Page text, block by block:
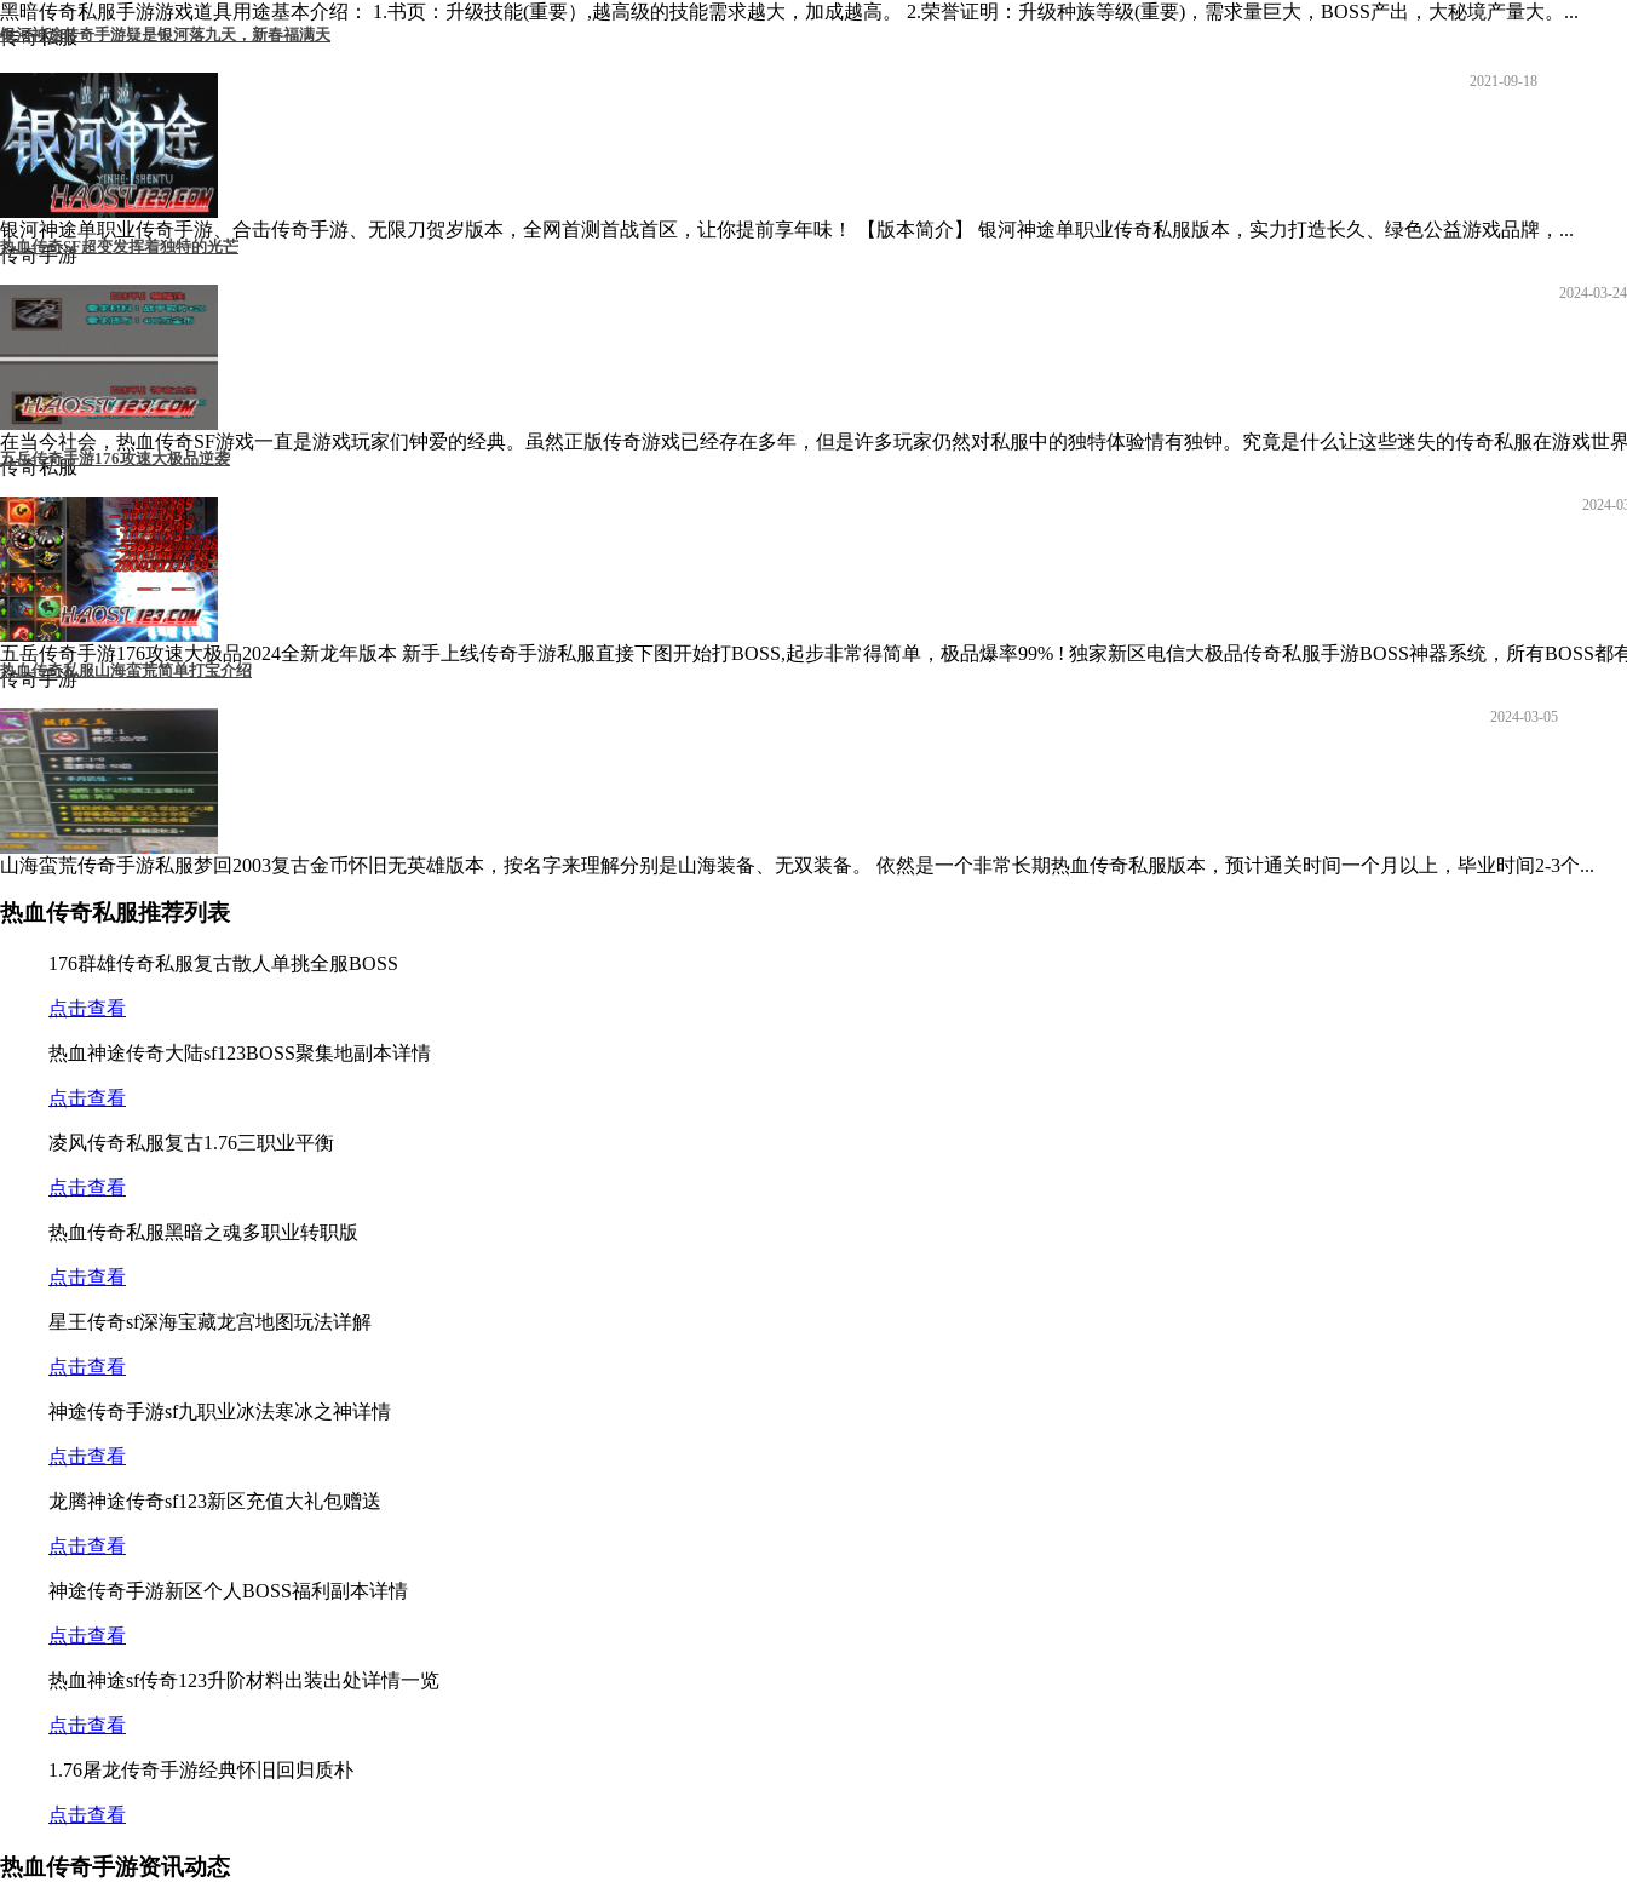
黑暗传奇私服手游游戏道具用途基本介绍： 1.书页：升级技能(重要）,越高级的技能需求越大，加成越高。 2.荣誉证明：升级种族等级(重要)，需求量巨大，BOSS产出，大秘境产量大。...
传奇私服
银河神途传奇手游疑是银河落九天，新春福满天
2021-09-18
银河神途单职业传奇手游、合击传奇手游、无限刀贺岁版本，全网首测首战首区，让你提前享年味！ 【版本简介】 银河神途单职业传奇私服版本，实力打造长久、绿色公益游戏品牌，...
传奇手游
热血传奇SF超变发挥着独特的光芒
2024-03-24
在当今社会，热血传奇SF游戏一直是游戏玩家们钟爱的经典。虽然正版传奇游戏已经存在多年，但是许多玩家仍然对私服中的独特体验情有独钟。究竟是什么让这些迷失的传奇私服在游戏世
传奇私服
五岳传奇手游176攻速大极品逆袭
2024-
五岳传奇手游176攻速大极品2024全新龙年版本 新手上线传奇手游私服直接下图开始打BOSS,起步非常得简单，极品爆率99% ! 独家新区电信大极品传奇私服手游BOSS神器系统，所有BOSS都
传奇手游
热血传奇私服山海蛮荒简单打宝介绍
2024-03-05
山海蛮荒传奇手游私服梦回2003复古金币怀旧无英雄版本，按名字来理解分别是山海装备、无双装备。 依然是一个非常长期热血传奇私服版本，预计通关时间一个月以上，毕业时间2-3个...
热血传奇私服推荐列表
176群雄传奇私服复古散人单挑全服BOSS
点击查看
热血神途传奇大陆sf123BOSS聚集地副本详情
点击查看
凌风传奇私服复古1.76三职业平衡
点击查看
热血传奇私服黑暗之魂多职业转职版
点击查看
星王传奇sf深海宝藏龙宫地图玩法详解
点击查看
神途传奇手游sf九职业冰法寒冰之神详情
点击查看
龙腾神途传奇sf123新区充值大礼包赠送
点击查看
神途传奇手游新区个人BOSS福利副本详情
点击查看
热血神途sf传奇123升阶材料出装出处详情一览
点击查看
1.76屠龙传奇手游经典怀旧回归质朴
点击查看
热血传奇手游资讯动态